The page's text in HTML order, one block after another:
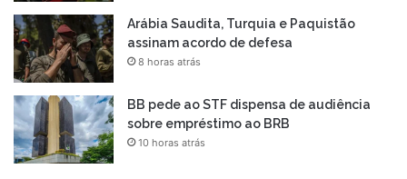
Arábia Saudita, Turquia e Paquistão
assinam acordo de defesa
8 horas atrás
BB pede ao STF dispensa de audiência
sobre empréstimo ao BRB
10 horas atrás